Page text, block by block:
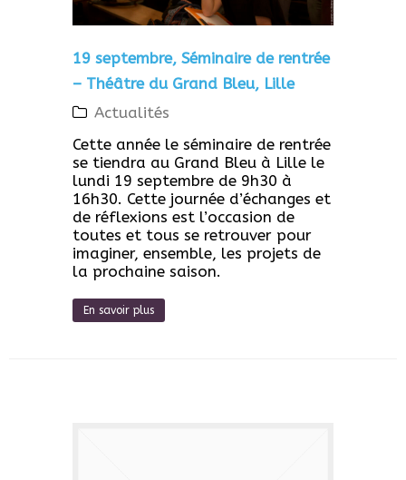
19 septembre, Séminaire de rentrée
– Théâtre du Grand Bleu, Lille
Actualités
Cette année le séminaire de rentrée
se tiendra au Grand Bleu à Lille le
lundi 19 septembre de 9h30 à
16h30. Cette journée d’échanges et
de réflexions est l’occasion de
toutes et tous se retrouver pour
imaginer, ensemble, les projets de
la prochaine saison.
En savoir plus